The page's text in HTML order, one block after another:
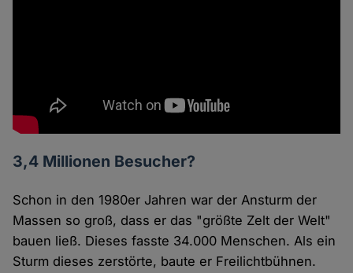
3,4 Millionen Besucher?
Schon in den 1980er Jahren war der Ansturm der
Massen so groß, dass er das "größte Zelt der Welt"
bauen ließ. Dieses fasste 34.000 Menschen. Als ein
Sturm dieses zerstörte, baute er Freilichtbühnen.